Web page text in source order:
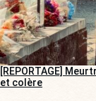
[REPORTAGE]
et colère